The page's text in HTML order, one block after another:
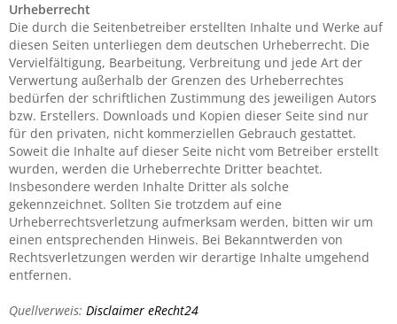
Urheberrecht
Die durch die Seitenbetreiber erstellten Inhalte und Werke auf
diesen Seiten unterliegen dem deutschen Urheberrecht. Die
Vervielfältigung, Bearbeitung, Verbreitung und jede Art der
Verwertung außerhalb der Grenzen des Urheberrechtes
bedürfen der schriftlichen Zustimmung des jeweiligen Autors
bzw. Erstellers. Downloads und Kopien dieser Seite sind nur
für den privaten, nicht kommerziellen Gebrauch gestattet.
Soweit die Inhalte auf dieser Seite nicht vom Betreiber erstellt
wurden, werden die Urheberrechte Dritter beachtet.
Insbesondere werden Inhalte Dritter als solche
gekennzeichnet. Sollten Sie trotzdem auf eine
Urheberrechtsverletzung aufmerksam werden, bitten wir um
einen entsprechenden Hinweis. Bei Bekanntwerden von
Rechtsverletzungen werden wir derartige Inhalte umgehend
entfernen.
Quellverweis: Disclaimer eRecht24